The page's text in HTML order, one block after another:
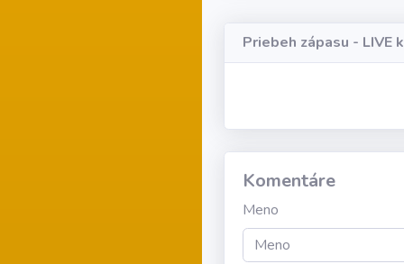
Priebeh zápasu - LIVE
Komentáre
Meno